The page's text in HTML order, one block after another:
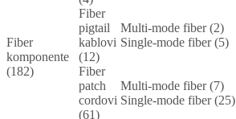
Fiber
komponente
(182)
Fiber
pigtail
kablovi
(12)
Multi-mode fiber (2)
Single-mode fiber (5)
Fiber
patch
cordovi
(61)
Multi-mode fiber (7)
Single-mode fiber (25)